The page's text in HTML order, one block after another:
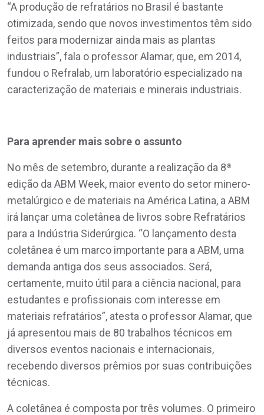
“A produção de refratários no Brasil é bastante
otimizada, sendo que novos investimentos têm sido
feitos para modernizar ainda mais as plantas
industriais”, fala o professor Alamar, que, em 2014,
fundou o Refralab, um laboratório especializado na
caracterização de materiais e minerais industriais.
Para aprender mais sobre o assunto
No mês de setembro, durante a realização da 8ª
edição da ABM Week, maior evento do setor minero-
metalúrgico e de materiais na América Latina, a ABM
irá lançar uma coletânea de livros sobre Refratários
para a Indústria Siderúrgica. “O lançamento desta
coletânea é um marco importante para a ABM, uma
demanda antiga dos seus associados. Será,
certamente, muito útil para a ciência nacional, para
estudantes e profissionais com interesse em
materiais refratários”, atesta o professor Alamar, que
já apresentou mais de 80 trabalhos técnicos em
diversos eventos nacionais e internacionais,
recebendo diversos prêmios por suas contribuições
técnicas.
A coletânea é composta por três volumes. O primeiro